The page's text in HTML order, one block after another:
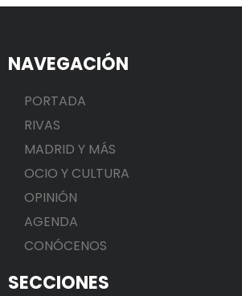
NAVEGACIÓN
PORTADA
RIVAS
MADRID Y MÁS
OCIO Y CULTURA
OPINIÓN
AGENDA
CONÓCENOS
SECCIONES